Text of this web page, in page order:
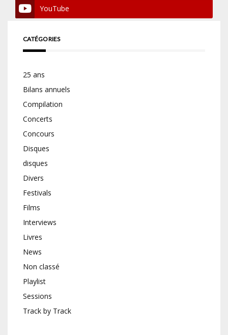
YouTube
CATÉGORIES
25 ans
Bilans annuels
Compilation
Concerts
Concours
Disques
disques
Divers
Festivals
Films
Interviews
Livres
News
Non classé
Playlist
Sessions
Track by Track